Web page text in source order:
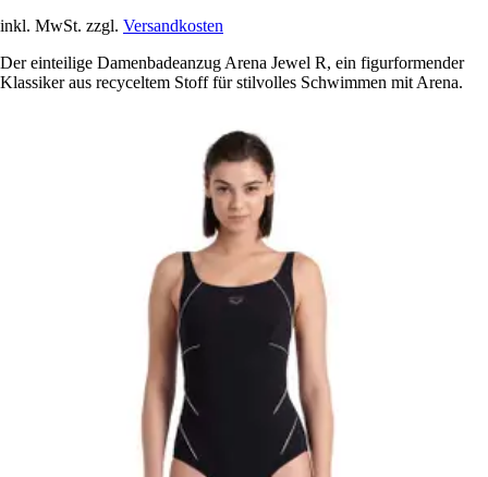
inkl. MwSt. zzgl. Versandkosten
Der einteilige Damenbadeanzug Arena Jewel R, ein figurformender
Klassiker aus recyceltem Stoff für stilvolles Schwimmen mit Arena.